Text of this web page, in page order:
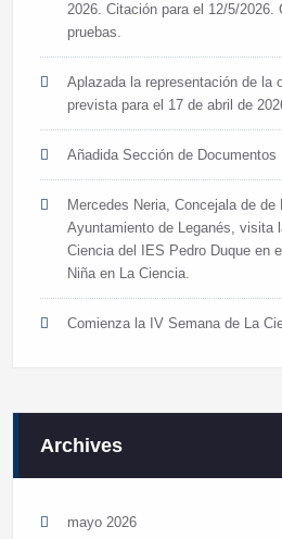
2026. Citación para el 12/5/2026.
pruebas.
Aplazada la representación de la
prevista para el 17 de abril de
Añadida Sección de
Mercedes Neria, Concejala de de
Ayuntamiento de Leganés, visita
Ciencia del IES Pedro Duque en
Niña en La Ciencia.
Comienza la IV Semana de La
Archives
mayo 2026